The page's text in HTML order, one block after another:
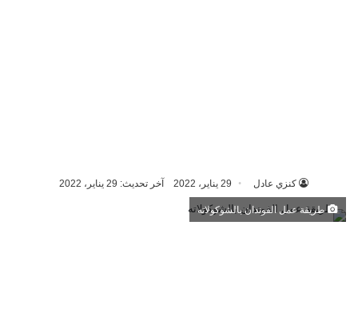
كنزي عادل 29 يناير، 2022 آخر تحديث: 29 يناير، 2022
طريقة عمل الفوندان بالشوكولاته